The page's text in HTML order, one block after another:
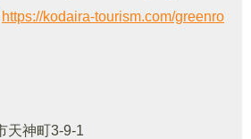
https://kodaira-tourism.com/greenro
天神町3-9-1